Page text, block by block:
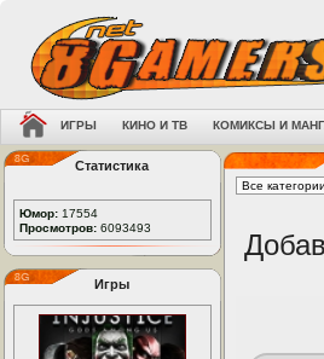
ИГРЫ КИНО И ТВ КОМИКСЫ И
Статистика
Юмор: 17554
Просмотров: 6093493
Игры